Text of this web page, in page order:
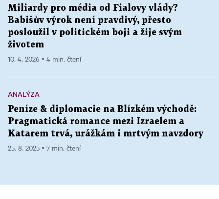
Miliardy pro média od Fialovy vlády?
Babišův výrok není pravdivý, přesto
posloužil v politickém boji a žije svým
životem
10. 4. 2026 ▪ 4 min. čtení
ANALÝZA
Peníze & diplomacie na Blízkém východě:
Pragmatická romance mezi Izraelem a
Katarem trvá, urážkám i mrtvým navzdory
25. 8. 2025 ▪ 7 min. čtení